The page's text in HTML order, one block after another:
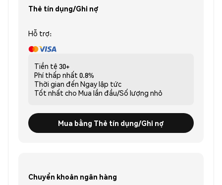
Thẻ tín dụng/Ghi nợ
Hỗ trợ:
Tiền tệ 30+
Phí thấp nhất 0.8%
Thời gian đến Ngay lập tức
Tốt nhất cho Mua lần đầu/Số lượng nhỏ
Mua bằng Thẻ tín dụng/Ghi nợ
Chuyển khoản ngân hàng